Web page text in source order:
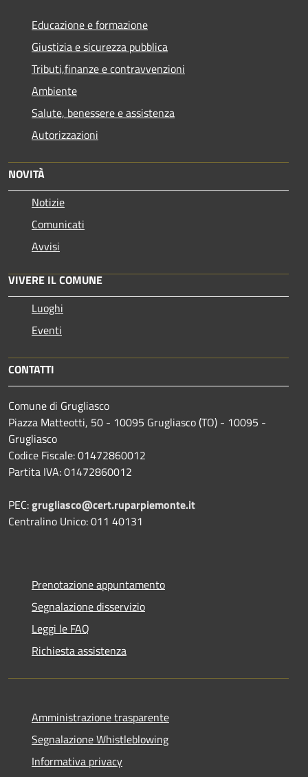
Educazione e formazione
Giustizia e sicurezza pubblica
Tributi,finanze e contravvenzioni
Ambiente
Salute, benessere e assistenza
Autorizzazioni
NOVITÀ
Notizie
Comunicati
Avvisi
VIVERE IL COMUNE
Luoghi
Eventi
CONTATTI
Comune di Grugliasco
Piazza Matteotti, 50 - 10095 Grugliasco (TO) - 10095 -
Grugliasco
Codice Fiscale: 01472860012
Partita IVA: 01472860012
PEC:grugliasco@cert.ruparpiemonte.it
Centralino Unico: 011 40131
Prenotazione appuntamento
Segnalazione disservizio
Leggi le FAQ
Richiesta assistenza
Amministrazione trasparente
Segnalazione Whistleblowing
Informativa privacy